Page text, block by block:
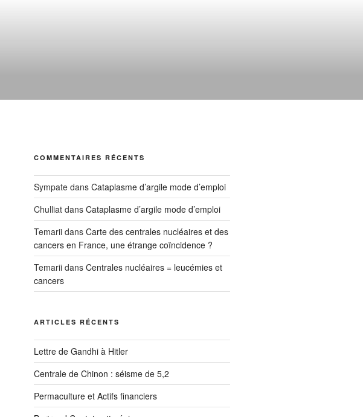
COMMENTAIRES RÉCENTS
Sympatedans Cataplasme d’argile mode d’emploi
Chulliatdans Cataplasme d’argile mode d’emploi
Temariidans Carte des centrales nucléaires et des
cancers en France, une étrange coïncidence ?
Temariidans Centrales nucléaires = leucémies et
cancers
ARTICLES RÉCENTS
Lettre de Gandhi à Hitler
Centrale de Chinon : séisme de 5,2
Permaculture et Actifs financiers